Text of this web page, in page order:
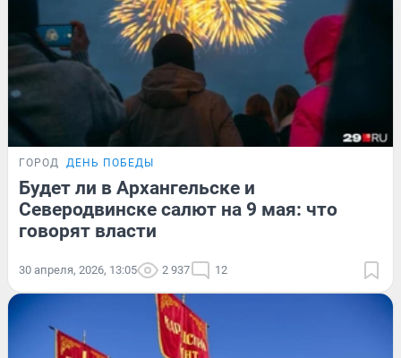
ГОРОД ДЕНЬ ПОБЕДЫ
Будет ли в Архангельске и
Северодвинске салют на 9 мая: что
говорят власти
30 апреля, 2026, 13:05 2 937 12